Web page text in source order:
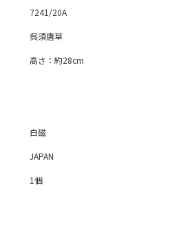
7241/20A
呉須唐草
高さ：約28cm
白磁
JAPAN
1個